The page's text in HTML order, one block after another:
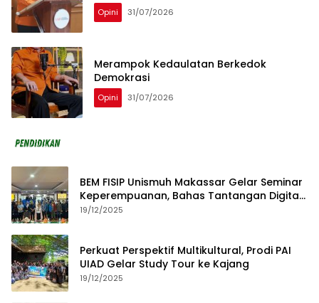
Opini 31/07/2026
Merampok Kedaulatan Berkedok
Demokrasi
Opini 31/07/2026
BEM FISIP Unismuh Makassar Gelar Seminar
Keperempuanan, Bahas Tantangan Digital
dan Budaya Lokal
19/12/2025
Perkuat Perspektif Multikultural, Prodi PAI
UIAD Gelar Study Tour ke Kajang
19/12/2025